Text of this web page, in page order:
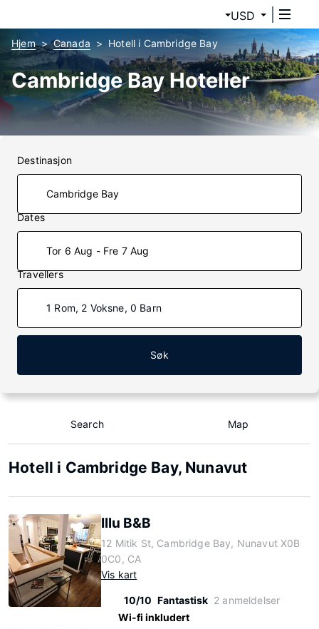
USD
Hjem Canada Hotell i Cambridge Bay
Cambridge Bay Hoteller
Destinasjon
Dates
Tor 6 Aug - Fre 7 Aug
Travellers
1 Rom, 2 Voksne, 0 Barn
Søk
Search Map
Hotell i Cambridge Bay, Nunavut
Illu B&B
12 Mitik St, Cambridge Bay, Nunavut X0B
0C0, CA
Vis kart
10/10 Fantastisk 2 anmeldelser
Wi-fi inkludert